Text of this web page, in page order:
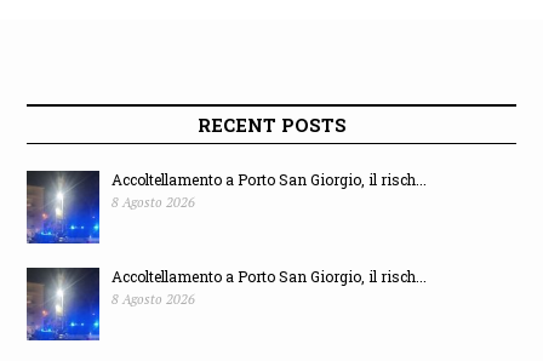
RECENT POSTS
Accoltellamento a Porto San Giorgio, il risch...
8 Agosto 2026
Accoltellamento a Porto San Giorgio, il risch...
8 Agosto 2026